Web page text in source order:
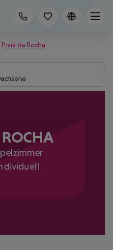
Praia da Rocha